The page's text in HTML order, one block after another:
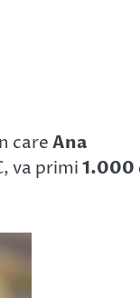
careAna
va primi1.000